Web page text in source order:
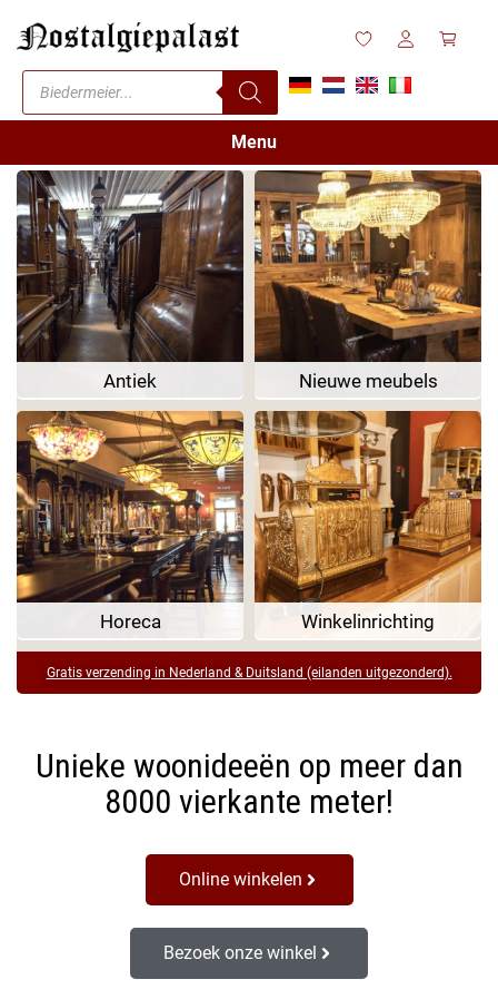
Menu
Antiek Nieuwe meubels
Horeca Winkelinrichting
Gratis verzending in Nederland & Duitsland (eilanden uitgezonderd).
Unieke woonideeën op meer dan
8000 vierkante meter!
Online winkelen
Bezoek onze winkel